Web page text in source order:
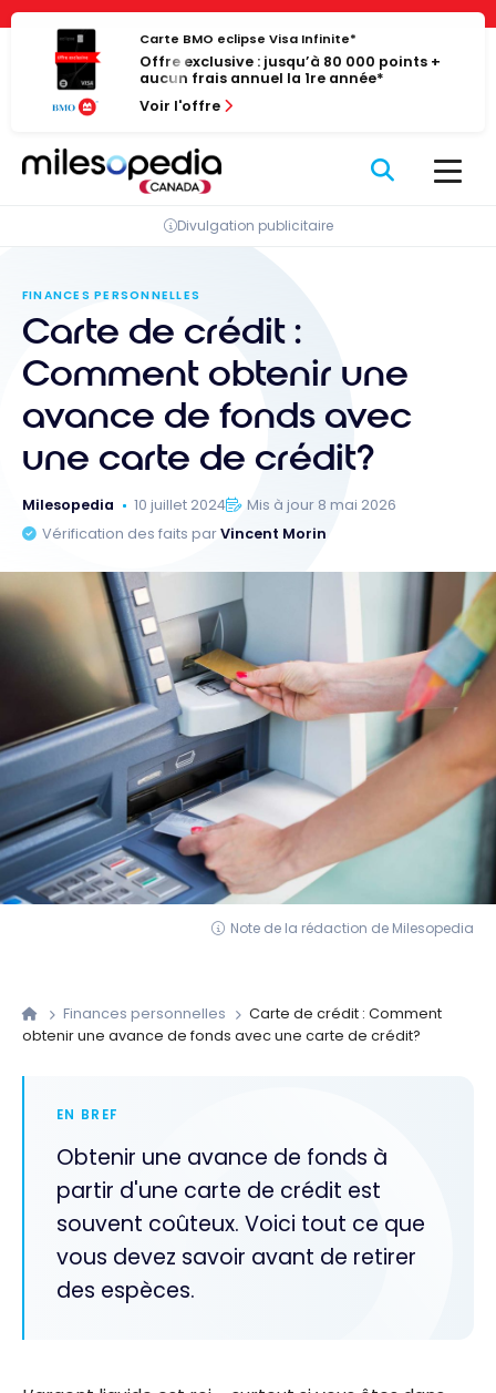
Panneau de gestion des cookies
Passer
contenu
Carte BMO eclipse Visa Infinite*
Offre exclusive : jusqu’à 80 000 points +
aucun frais annuel la 1re année*
Voir l'offre
Divulgation publicitaire
FINANCES PERSONNELLES
Carte de crédit :
Comment obtenir une
avance de fonds avec
une carte de crédit?
Milesopedia 10 juillet 2024
Mis à jour 8 mai 2026
Vérification des faits parVincent Morin
Note de la rédaction de Milesopedia
Finances personnelles
Carte de crédit : Comment
obtenir une avance de fonds avec une carte de crédit?
EN BREF
Obtenir une avance de fonds à
partir d'une carte de crédit est
souvent coûteux. Voici tout ce que
vous devez savoir avant de retirer
des espèces.